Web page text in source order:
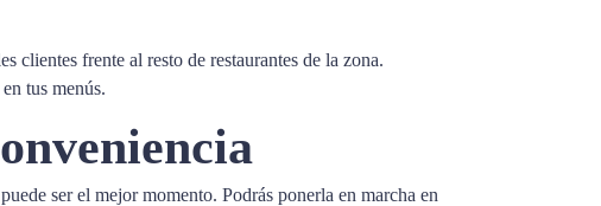
clientes frente al resto de restaurantes de la zona.
tus menús.
ser el mejor momento. Podrás ponerla en marcha en